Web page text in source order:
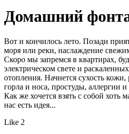
Домашний
Вот и кончилось лето. Позади
моря или реки, наслаждение
Скоро мы запремся в квартирах,
электрическом свете и
отопления. Начнется сухость
горла и носа, простуды, аллергии
Как же хочется взять с собой хоть
нас есть идея...
Like 2